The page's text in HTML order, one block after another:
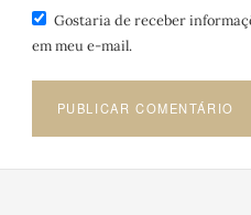
Gostaria de receber
em meu e-mail.